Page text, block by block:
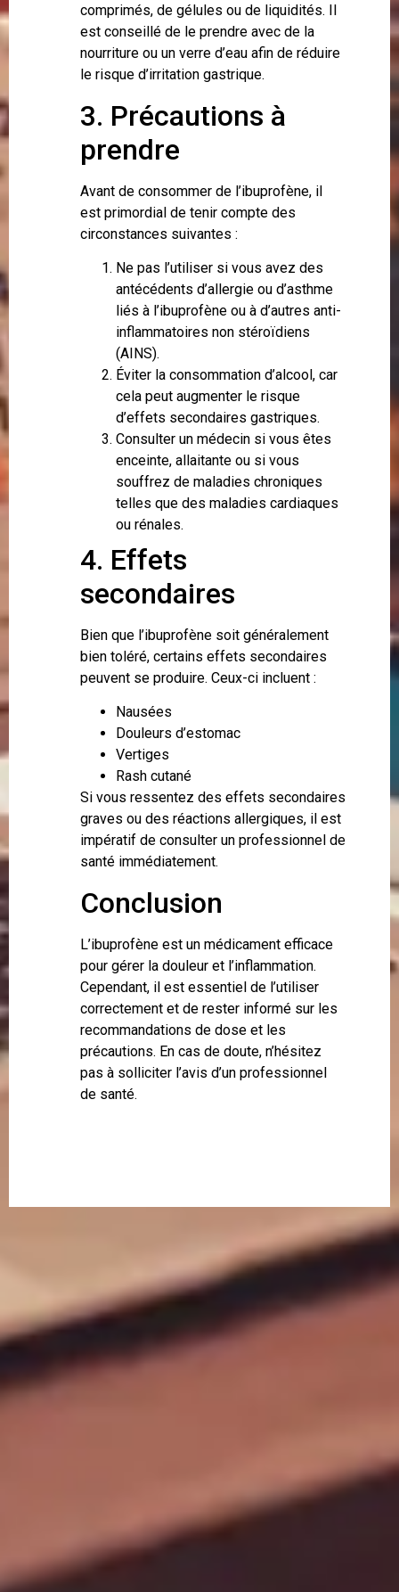
comprimés, de gélules ou de liquidités. Il
est conseillé de le prendre avec de la
nourriture ou un verre d’eau afin de réduire
le risque d’irritation gastrique.
3. Précautions à
prendre
Avant de consommer de l’ibuprofène, il
est primordial de tenir compte des
circonstances suivantes :
Ne pas l’utiliser si vous avez des
antécédents d’allergie ou d’asthme
liés à l’ibuprofène ou à d’autres anti-
inflammatoires non stéroïdiens
(AINS).
Éviter la consommation d’alcool, car
cela peut augmenter le risque
d’effets secondaires gastriques.
Consulter un médecin si vous êtes
enceinte, allaitante ou si vous
souffrez de maladies chroniques
telles que des maladies cardiaques
ou rénales.
4. Effets
secondaires
Bien que l’ibuprofène soit généralement
bien toléré, certains effets secondaires
peuvent se produire. Ceux-ci incluent :
Nausées
Douleurs d’estomac
Vertiges
Rash cutané
Si vous ressentez des effets secondaires
graves ou des réactions allergiques, il est
impératif de consulter un professionnel de
santé immédiatement.
Conclusion
L’ibuprofène est un médicament efficace
pour gérer la douleur et l’inflammation.
Cependant, il est essentiel de l’utiliser
correctement et de rester informé sur les
recommandations de dose et les
précautions. En cas de doute, n’hésitez
pas à solliciter l’avis d’un professionnel
de santé.